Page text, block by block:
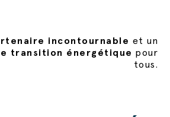
incontournable et un
transition énergétique pour
tous.